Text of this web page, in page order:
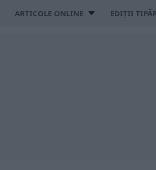
ARTICOLE ONLINE EDIȚII